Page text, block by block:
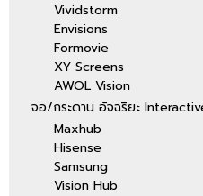
Vividstorm
Envisions
Formovie
XY Screens
AWOL Vision
จอ/กระดาน อัจฉริยะ
Maxhub
Hisense
Samsung
Vision Hub